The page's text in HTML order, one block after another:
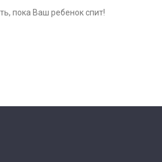
пока Ваш ребенок спит!